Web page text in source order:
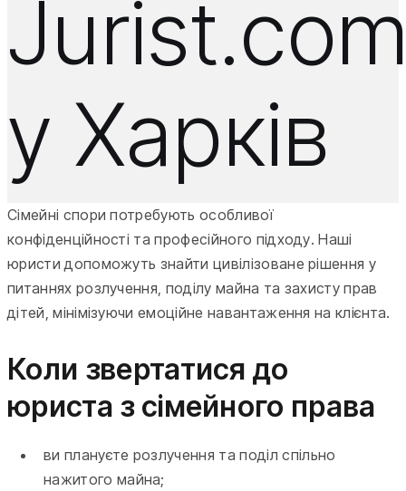
у Харків
Сімейні спори потребують особливої
конфіденційності та професійного підходу. Наші
юристи допоможуть знайти цивілізоване рішення у
питаннях розлучення, поділу майна та захисту прав
дітей, мінімізуючи емоційне навантаження на клієнта.
Коли звертатися до
юриста з сімейного права
ви плануєте розлучення та поділ спільно
нажитого майна;